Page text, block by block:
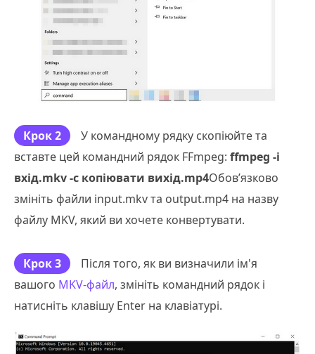
Крок 2
У командному рядку скопіюйте та
вставте цей командний рядок FFmpeg: ffmpeg -i
вхід.mkv -c копіювати вихід.mp4Обов’язково
змініть файли input.mkv та output.mp4 на назву
файлу MKV, який ви хочете конвертувати.
Крок 3
Після того, як ви визначили ім'я
вашого MKV-файл, змініть командний рядок і
натисніть клавішу Enter на клавіатурі.